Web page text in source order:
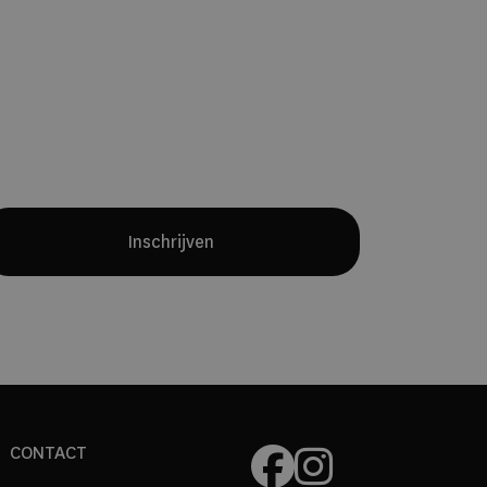
Inschrijven
CONTACT